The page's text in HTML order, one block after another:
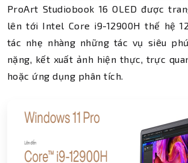
ProArt Studiobook 16 OLED được
lên tới Intel Core i9-12900H thế hệ
tác nhẹ nhàng những tác vụ siêu
nặng, kết xuất ảnh hiện thực, trực
hoặc ứng dụng phân tích.